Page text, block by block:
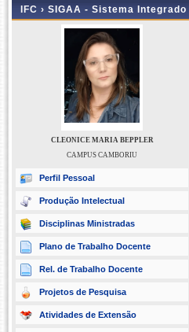
IFC › SIGAA - Sistema
CLEONICE MARIA BEPPLER
CAMPUS CAMBORIU
Perfil Pessoal
Produção Intelectual
Disciplinas Ministradas
Plano de Trabalho Docente
Rel. de Trabalho Docente
Projetos de Pesquisa
Atividades de Extensão